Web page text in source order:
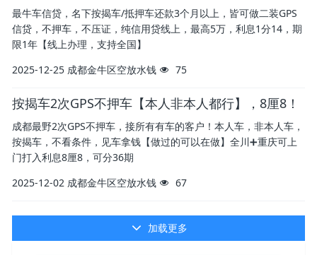
最牛车信贷，名下按揭车/抵押车还款3个月以上，皆可做二装GPS
信贷，不押车，不压证，纯信用贷线上，最高5万，利息1分14，期
限1年【线上办理，支持全国】
2025-12-25 成都金牛区空放水钱 75
按揭车2次GPS不押车【本人非本人都行】，8厘8！
成都最野2次GPS不押车，接所有有车的客户！本人车，非本人车，
按揭车，不看条件，见车拿钱【做过的可以在做】全川➕重庆可上
门打入利息8厘8，可分36期
2025-12-02 成都金牛区空放水钱 67
加载更多